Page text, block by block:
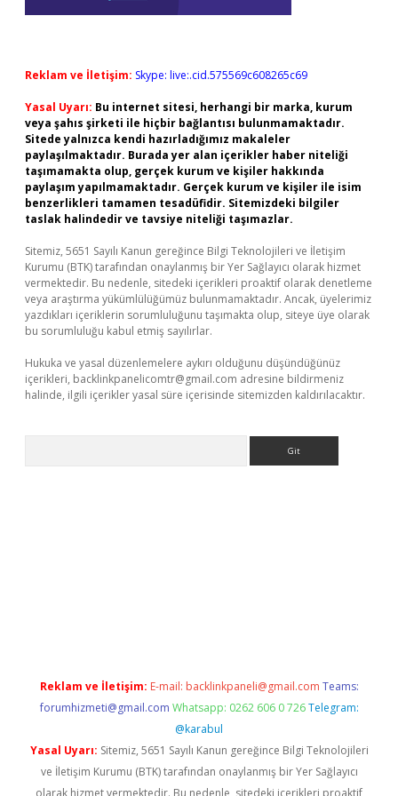
Reklam ve İletişim: Skype: live:.cid.575569c608265c69
Yasal Uyarı: Bu internet sitesi, herhangi bir marka, kurum
veya şahıs şirketi ile hiçbir bağlantısı bulunmamaktadır.
Sitede yalnızca kendi hazırladığımız makaleler
paylaşılmaktadır. Burada yer alan içerikler haber niteliği
taşımamakta olup, gerçek kurum ve kişiler hakkında
paylaşım yapılmamaktadır. Gerçek kurum ve kişiler ile isim
benzerlikleri tamamen tesadüfidir. Sitemizdeki bilgiler
taslak halindedir ve tavsiye niteliği taşımazlar.
Sitemiz, 5651 Sayılı Kanun gereğince Bilgi Teknolojileri ve İletişim
Kurumu (BTK) tarafından onaylanmış bir Yer Sağlayıcı olarak hizmet
vermektedir. Bu nedenle, sitedeki içerikleri proaktif olarak denetleme
veya araştırma yükümlülüğümüz bulunmamaktadır. Ancak, üyelerimiz
yazdıkları içeriklerin sorumluluğunu taşımakta olup, siteye üye olarak
bu sorumluluğu kabul etmiş sayılırlar.
Hukuka ve yasal düzenlemelere aykırı olduğunu düşündüğünüz
içerikleri, backlinkpanelicomtr@gmail.com adresine bildirmeniz
halinde, ilgili içerikler yasal süre içerisinde sitemizden kaldırılacaktır.
Reklam ve İletişim: E-mail: backlinkpaneli@gmail.com Teams:
forumhizmeti@gmail.com Whatsapp: 0262 606 0 726 Telegram:
@karabul
Yasal Uyarı: Sitemiz, 5651 Sayılı Kanun gereğince Bilgi Teknolojileri
ve İletişim Kurumu (BTK) tarafından onaylanmış bir Yer Sağlayıcı
olarak hizmet vermektedir. Bu nedenle, sitedeki içerikleri proaktif